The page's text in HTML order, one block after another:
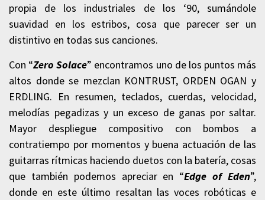
propia de los industriales de los ‘90, sumándole
suavidad en los estribos, cosa que parecer ser un
distintivo en todas sus canciones.
Con “Zero Solace” encontramos uno de los puntos más
altos donde se mezclan KONTRUST, ORDEN OGAN y
ERDLING. En resumen, teclados, cuerdas, velocidad,
melodías pegadizas y un exceso de ganas por saltar.
Mayor despliegue compositivo con bombos a
contratiempo por momentos y buena actuación de las
guitarras rítmicas haciendo duetos con la batería, cosas
que también podemos apreciar en “Edge of Eden”,
donde en este último resaltan las voces robóticas e